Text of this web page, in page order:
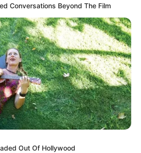
Conversations Beyond The Film
Out Of Hollywood